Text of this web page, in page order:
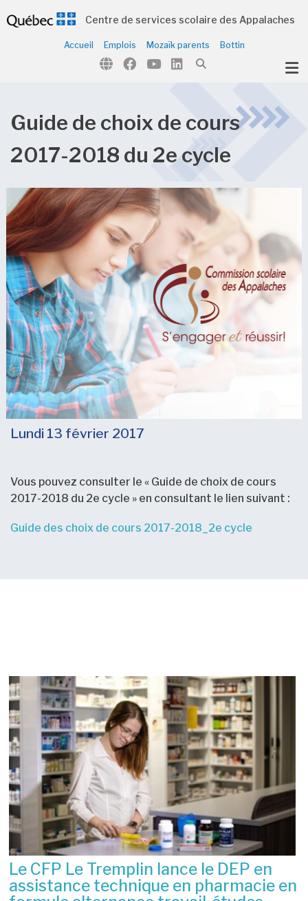
(Notre organisation )
(Parents et élèves )
Centre de services scolaire des Appalaches
Accueil Emplois Mozaïk parents Bottin
Guide de choix de cours
2017-2018 du 2e cycle
Lundi 13 février 2017
Vous pouvez consulter le « Guide de choix de cours
2017-2018 du 2e cycle » en consultant le lien suivant :
Guide des choix de cours 2017-2018_2e cycle
Le CFP Le Tremplin lance le DEP en
assistance technique en pharmacie en